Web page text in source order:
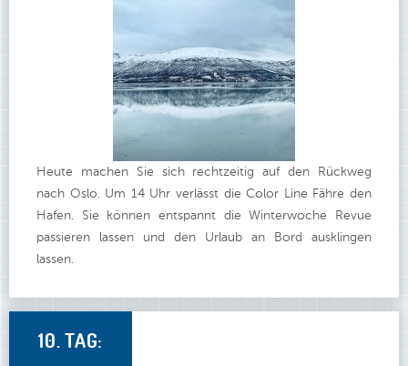
Heute machen Sie sich rechtzeitig auf den Rückweg
nach Oslo. Um 14 Uhr verlässt die Color Line Fähre den
Hafen. Sie können entspannt die Winterwoche Revue
passieren lassen und den Urlaub an Bord ausklingen
lassen.
10. TAG: